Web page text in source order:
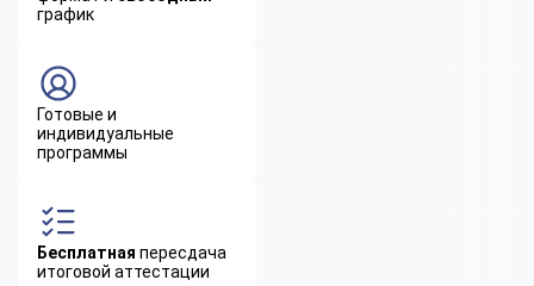
график
Готовые и
индивидуальные
программы
Бесплатная пересдача
итоговой аттестации